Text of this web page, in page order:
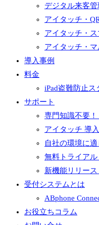
デジタル来客管
アイタッチ・
アイタッチ・
アイタッチ・
導入事例
料金
iPad盗難防止ス
サポート
専門知識不要
アイタッチ 導
自社の環境に
無料トライア
新機能リリー
受付システムとは
ABphone
お役立ちコラム